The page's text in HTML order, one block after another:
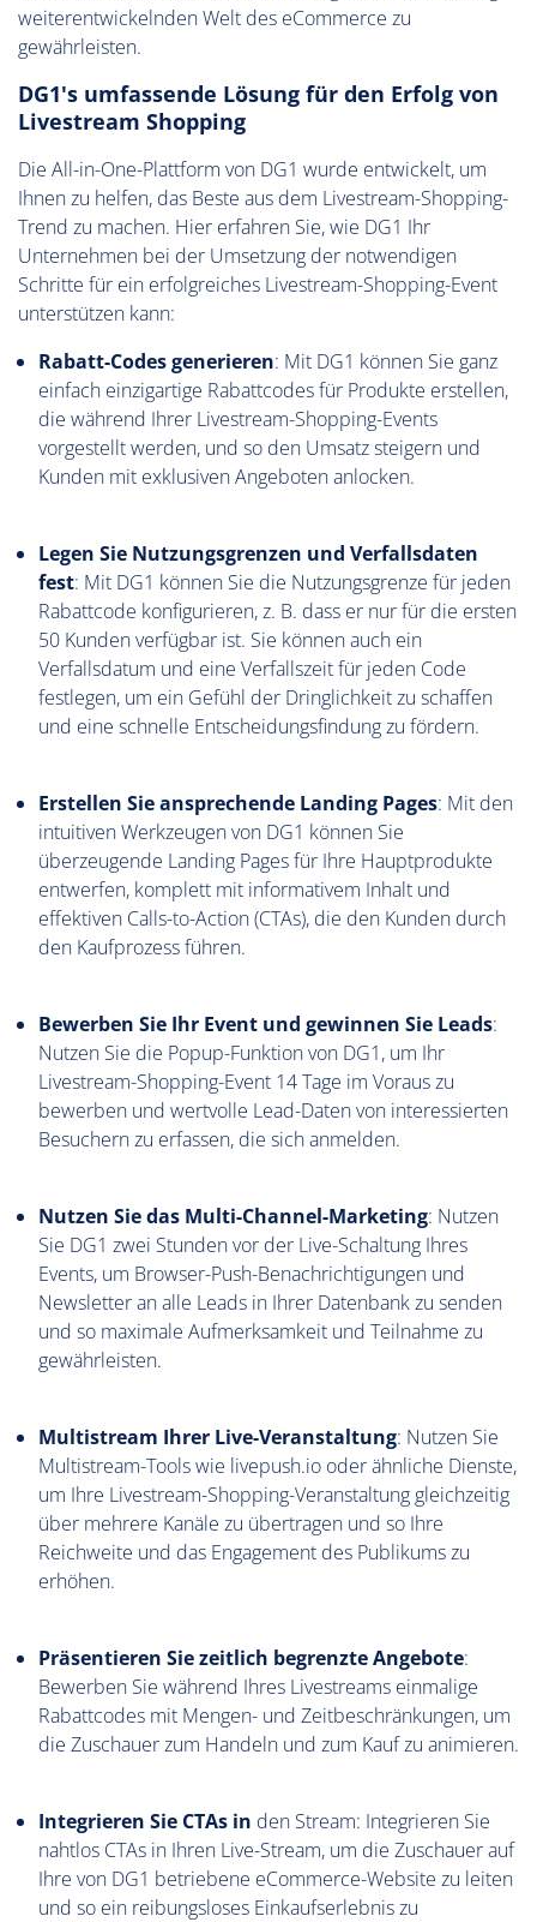
weiterentwickelnden Welt des eCommerce zu
gewährleisten.
DG1's umfassende Lösung für den Erfolg von
Livestream Shopping
Die All-in-One-Plattform von DG1 wurde entwickelt, um
Ihnen zu helfen, das Beste aus dem Livestream-Shopping-
Trend zu machen. Hier erfahren Sie, wie DG1 Ihr
Unternehmen bei der Umsetzung der notwendigen
Schritte für ein erfolgreiches Livestream-Shopping-Event
unterstützen kann:
Rabatt-Codes generieren: Mit DG1 können Sie ganz
einfach einzigartige Rabattcodes für Produkte erstellen,
die während Ihrer Livestream-Shopping-Events
vorgestellt werden, und so den Umsatz steigern und
Kunden mit exklusiven Angeboten anlocken.
Legen Sie Nutzungsgrenzen und Verfallsdaten
fest: Mit DG1 können Sie die Nutzungsgrenze für jeden
Rabattcode konfigurieren, z. B. dass er nur für die ersten
50 Kunden verfügbar ist. Sie können auch ein
Verfallsdatum und eine Verfallszeit für jeden Code
festlegen, um ein Gefühl der Dringlichkeit zu schaffen
und eine schnelle Entscheidungsfindung zu fördern.
Erstellen Sie ansprechende Landing Pages: Mit den
intuitiven Werkzeugen von DG1 können Sie
überzeugende Landing Pages für Ihre Hauptprodukte
entwerfen, komplett mit informativem Inhalt und
effektiven Calls-to-Action (CTAs), die den Kunden durch
den Kaufprozess führen.
Bewerben Sie Ihr Event und gewinnen Sie Leads:
Nutzen Sie die Popup-Funktion von DG1, um Ihr
Livestream-Shopping-Event 14 Tage im Voraus zu
bewerben und wertvolle Lead-Daten von interessierten
Besuchern zu erfassen, die sich anmelden.
Nutzen Sie das Multi-Channel-Marketing: Nutzen
Sie DG1 zwei Stunden vor der Live-Schaltung Ihres
Events, um Browser-Push-Benachrichtigungen und
Newsletter an alle Leads in Ihrer Datenbank zu senden
und so maximale Aufmerksamkeit und Teilnahme zu
gewährleisten.
Multistream Ihrer Live-Veranstaltung: Nutzen Sie
Multistream-Tools wie livepush.io oder ähnliche Dienste,
um Ihre Livestream-Shopping-Veranstaltung gleichzeitig
über mehrere Kanäle zu übertragen und so Ihre
Reichweite und das Engagement des Publikums zu
erhöhen.
Präsentieren Sie zeitlich begrenzte Angebote:
Bewerben Sie während Ihres Livestreams einmalige
Rabattcodes mit Mengen- und Zeitbeschränkungen, um
die Zuschauer zum Handeln und zum Kauf zu animieren.
Integrieren Sie CTAs in den Stream: Integrieren Sie
nahtlos CTAs in Ihren Live-Stream, um die Zuschauer auf
Ihre von DG1 betriebene eCommerce-Website zu leiten
und so ein reibungsloses Einkaufserlebnis zu